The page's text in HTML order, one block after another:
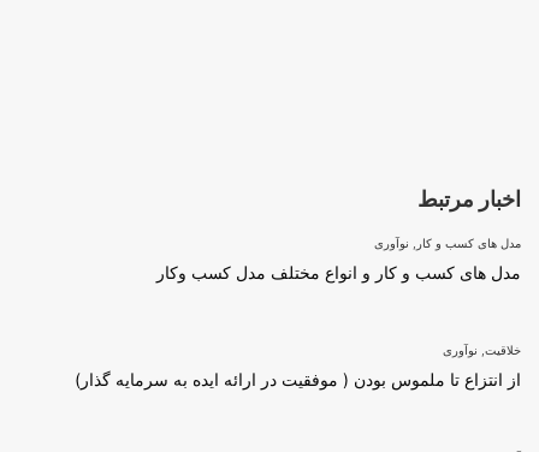
اخبار مرتبط
مدل های کسب و کار نوآوری
مدل های کسب و کار و انواع مختلف مدل کسب وکار
خلاقیت نوآوری
از انتزاع تا ملموس بودن ( موفقیت در ارائه ایده به سرمایه گذار)